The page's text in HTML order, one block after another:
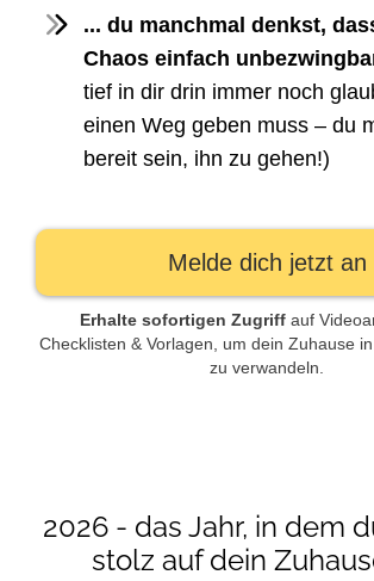
... du manchmal denkst,
Chaos einfach
tief in dir drin immer noch
einen Weg geben muss – du
bereit sein, ihn zu gehen!)
Melde dich jetzt an
Erhalte sofortigen Zugriff auf
Checklisten & Vorlagen, um dein Zuhause
zu verwandeln.
2026 - das Jahr, in dem
stolz auf dein